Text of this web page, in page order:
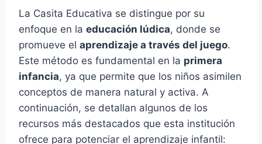
La Casita Educativa se distingue por su
enfoque en la educación lúdica, donde se
promueve el aprendizaje a través del juego.
Este método es fundamental en la primera
infancia, ya que permite que los niños asimilen
conceptos de manera natural y activa. A
continuación, se detallan algunos de los
recursos más destacados que esta institución
ofrece para potenciar el aprendizaje infantil: